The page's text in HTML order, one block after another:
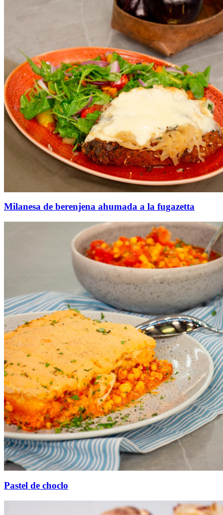
Milanesa de berenjena ahumada a la fugazetta
Pastel de choclo